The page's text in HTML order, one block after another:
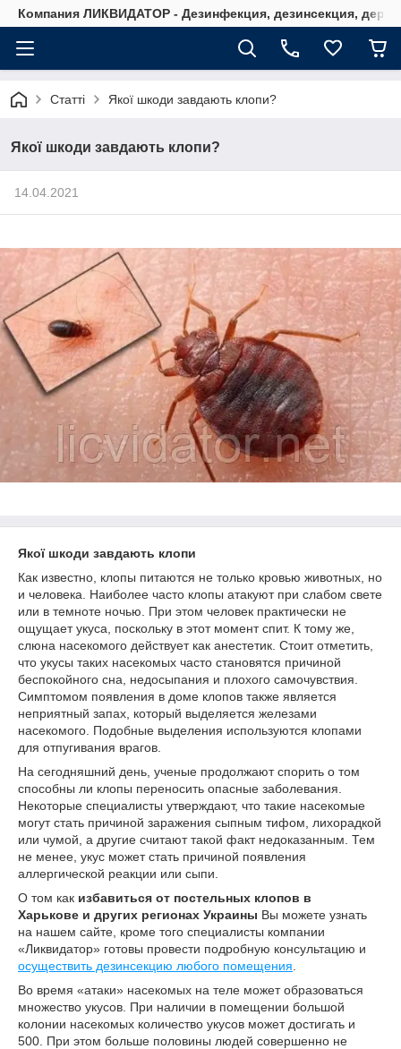
Компания ЛИКВИДАТОР - Дезинфекция, дезинсекция,
Статті Якої шкоди завдають клопи?
Якої шкоди завдають клопи?
14.04.2021
Якої шкоди завдають клопи
Как известно, клопы питаются не только кровью животных, но
и человека. Наиболее часто клопы атакуют при слабом свете
или в темноте ночью. При этом человек практически не
ощущает укуса, поскольку в этот момент спит. К тому же,
слюна насекомого действует как анестетик. Стоит отметить,
что укусы таких насекомых часто становятся причиной
беспокойного сна, недосыпания и плохого самочувствия.
Симптомом появления в доме клопов также является
неприятный запах, который выделяется железами
насекомого. Подобные выделения используются клопами
для отпугивания врагов.
На сегодняшний день, ученые продолжают спорить о том
способны ли клопы переносить опасные заболевания.
Некоторые специалисты утверждают, что такие насекомые
могут стать причиной заражения сыпным тифом, лихорадкой
или чумой, а другие считают такой факт недоказанным. Тем
не менее, укус может стать причиной появления
аллергической реакции или сыпи.
О том как избавиться от постельных клопов в
Харькове и других регионах Украины Вы можете узнать
на нашем сайте, кроме того специалисты компании
«Ликвидатор» готовы провести подробную консультацию и
осуществить дезинсекцию любого помещения
Во время «атаки» насекомых на теле может образоваться
множество укусов. При наличии в помещении большой
колонии насекомых количество укусов может достигать и
500. При этом больше половины людей совершенно не